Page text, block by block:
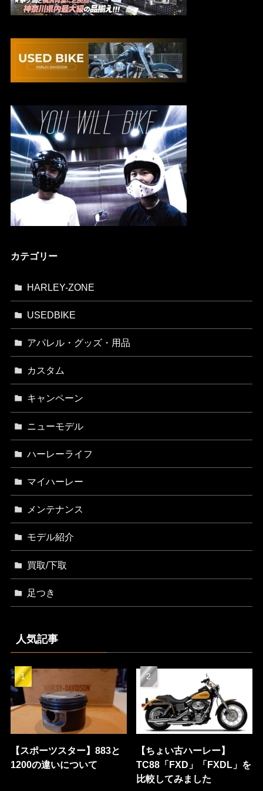
カテゴリー
HARLEY-ZONE
USEDBIKE
アパレル・グッズ・用品
カスタム
キャンペーン
ニューモデル
ハーレーライフ
マイハーレー
メンテナンス
モデル紹介
買取/下取
足つき
人気記事
【スポーツスター】883と
1200の違いについて
【ちょい古ハーレー】
TC88「FXD」「FXDL」を
比較してみました